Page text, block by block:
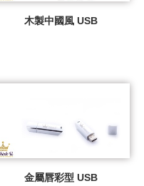
木製中國風 USB
金屬唇彩型 USB